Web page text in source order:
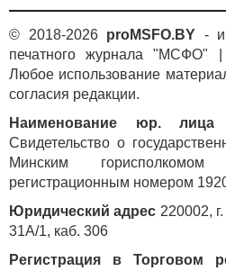
© 2018-2026 proMSFO.BY -
печатного журнала "МСФО"
Любое использование
согласия редакции.
Наименование юр. лица
Свидетельство о
Минским
регистрационным номером
Юридический адрес 220002,
31А/1, каб. 306
Регистрация в Торговом